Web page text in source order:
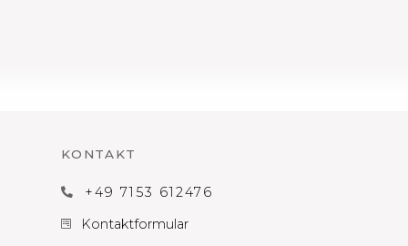
KONTAKT
 +49 7153 612476
 Kontaktformular